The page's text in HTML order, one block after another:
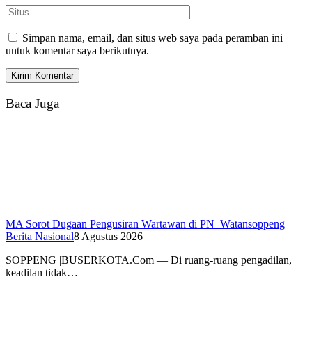
Simpan nama, email, dan situs web saya pada peramban ini
untuk komentar saya berikutnya.
Baca Juga
MA Sorot Dugaan Pengusiran Wartawan di PN Watansoppeng
Berita Nasional8 Agustus 2026
SOPPENG |BUSERKOTA.Com — Di ruang-ruang pengadilan,
keadilan tidak…